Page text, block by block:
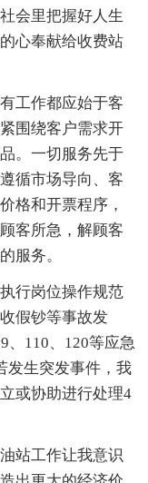
会里把握好人生
心奉献给收费站
工作都应始于客
围绕客户需求开
。一切服务先于
循市场导向、客
格和开票程序，
客所急，解顾客
服务。
行岗位操作规范
假钞等事故发
、110、120等应急
发生突发事件，我
或协助进行处理4
站工作让我意识